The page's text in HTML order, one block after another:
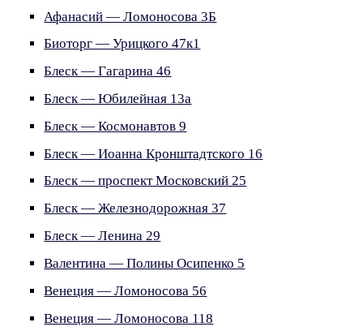
Афанасий — Ломоносова 3Б
Биоторг — Урицкого 47к1
Блеск — Гагарина 46
Блеск — Юбилейная 13а
Блеск — Космонавтов 9
Блеск — Иоанна Кронштадтского 16
Блеск — проспект Московский 25
Блеск — Железнодорожная 37
Блеск — Ленина 29
Валентина — Полины Осипенко 5
Венеция — Ломоносова 56
Венеция — Ломоносова 118